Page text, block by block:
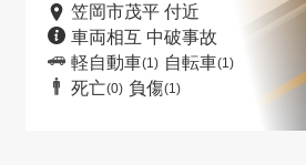
笠岡市茂平 付近
車両相互 中破事故
軽自動車(1) 自転車(1)
死亡(0) 負傷(1)